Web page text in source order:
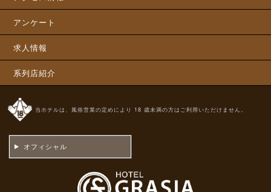
アンケート
求人情報
系列店紹介
当ホテルは、風俗営業の定めにより 18 歳未満の方はご利用いただけません。
オフィシャル